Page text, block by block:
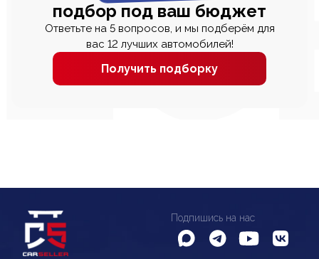
подбор под ваш бюджет
Ответьте на 5 вопросов, и мы подберём для
вас 12 лучших автомобилей!
Получить подборку
Подпишись на нас